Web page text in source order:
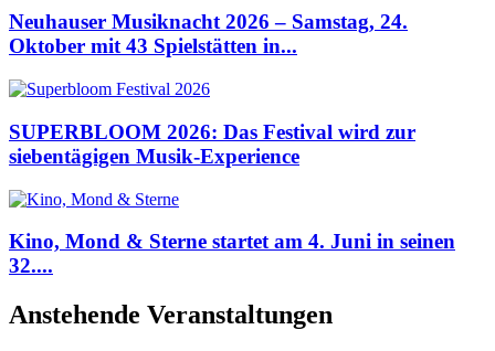
Neuhauser Musiknacht 2026 – Samstag, 24.
Oktober mit 43 Spielstätten in...
SUPERBLOOM 2026: Das Festival wird zur
siebentägigen Musik-Experience
Kino, Mond & Sterne startet am 4. Juni in seinen
32....
Anstehende Veranstaltungen